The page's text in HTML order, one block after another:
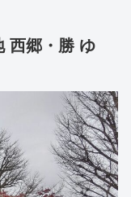
西郷・勝 ゆ